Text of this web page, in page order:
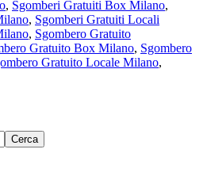
, Sgomberi Gratuiti Box Milano,
, Sgomberi Gratuiti Locali
, Sgombero Gratuito
Gratuito Box Milano, Sgombero
Gratuito Locale Milano,